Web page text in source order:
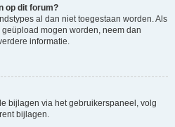
op dit forum?
al dan niet toegestaan worden. Als
mogen worden, neem dan
informatie.
bijlagen via het gebruikerspaneel, volg
bijlagen.